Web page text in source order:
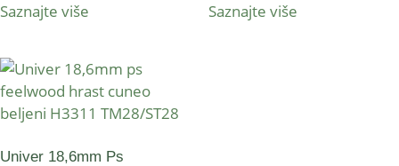
Saznajte više Saznajte više
Univer 18,6mm Ps